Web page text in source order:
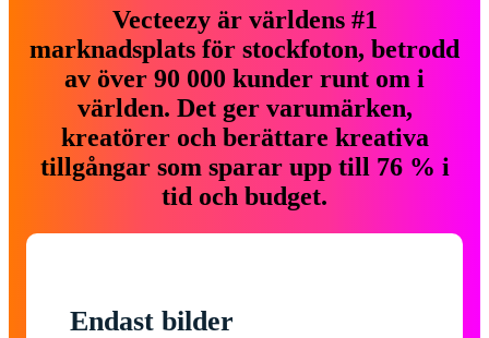
Vecteezy är världens #1
marknadsplats för stockfoton, betrodd
av över 90 000 kunder runt om i
världen. Det ger varumärken,
kreatörer och berättare kreativa
tillgångar som sparar upp till 76 % i
tid och budget.
Endast bilder